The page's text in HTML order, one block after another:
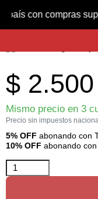
Producto nuevo
Ultra Fine Dubbing marca
$ 2.500
Mismo precio en 3
Precio sin impuestos
5% OFF abonando con
10% OFF abonando
compras